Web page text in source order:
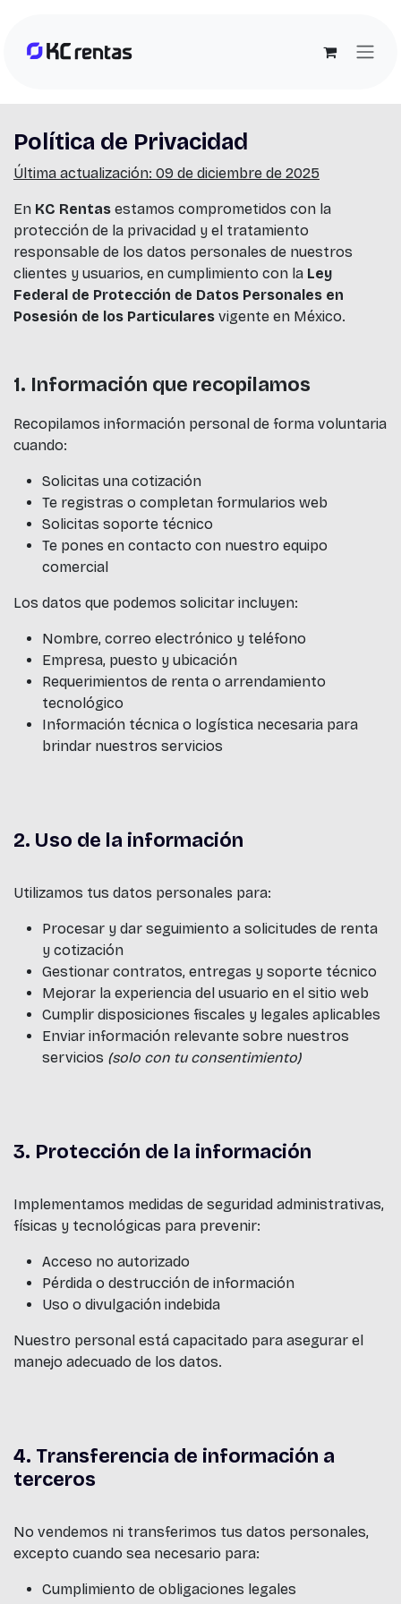
Política de Privacidad
Última actualización: 09 de diciembre de 2025
En KC Rentas estamos comprometidos con la
protección de la privacidad y el tratamiento
responsable de los datos personales de nuestros
clientes y usuarios, en cumplimiento con la Ley
Federal de Protección de Datos Personales en
Posesión de los Particulares vigente en México.
1. Información que recopilamos
Recopilamos información personal de forma voluntaria
cuando:
Solicitas una cotización
Te registras o completan formularios web
Solicitas soporte técnico
Te pones en contacto con nuestro equipo
comercial
Los datos que podemos solicitar incluyen:
Nombre, correo electrónico y teléfono
Empresa, puesto y ubicación
Requerimientos de renta o arrendamiento
tecnológico
Información técnica o logística necesaria para
brindar nuestros servicios
2. Uso de la información
Utilizamos tus datos personales para:
Procesar y dar seguimiento a solicitudes de renta
y cotización
Gestionar contratos, entregas y soporte técnico
Mejorar la experiencia del usuario en el sitio web
Cumplir disposiciones fiscales y legales aplicables
Enviar información relevante sobre nuestros
servicios (solo con tu consentimiento)
3. Protección de la información
Implementamos medidas de seguridad administrativas,
físicas y tecnológicas para prevenir:
Acceso no autorizado
Pérdida o destrucción de información
Uso o divulgación indebida
Nuestro personal está capacitado para asegurar el
manejo adecuado de los datos.
4. Transferencia de información a
terceros
No vendemos ni transferimos tus datos personales,
excepto cuando sea necesario para:
Cumplimiento de obligaciones legales